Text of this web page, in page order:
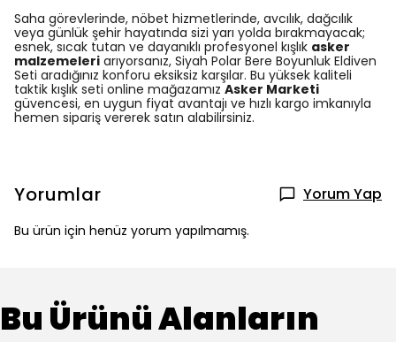
Saha görevlerinde, nöbet hizmetlerinde, avcılık, dağcılık
veya günlük şehir hayatında sizi yarı yolda bırakmayacak;
esnek, sıcak tutan ve dayanıklı profesyonel kışlık asker
malzemeleri arıyorsanız, Siyah Polar Bere Boyunluk Eldiven
Seti aradığınız konforu eksiksiz karşılar. Bu yüksek kaliteli
taktik kışlık seti online mağazamız Asker Marketi
güvencesi, en uygun fiyat avantajı ve hızlı kargo imkanıyla
hemen sipariş vererek satın alabilirsiniz.
Yorumlar Yorum Yap
Bu ürün için henüz yorum yapılmamış.
Bu Ürünü Alanların